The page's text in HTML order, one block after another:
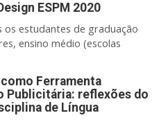
ESPM 2020
estudantes de graduação
ensino médio (escolas
Ferramenta
Publicitária: reflexões do
de Língua